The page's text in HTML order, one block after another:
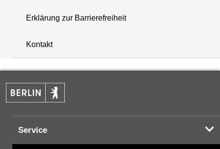
+
−
Erklärung zur Barrierefreiheit
Kontakt
Service